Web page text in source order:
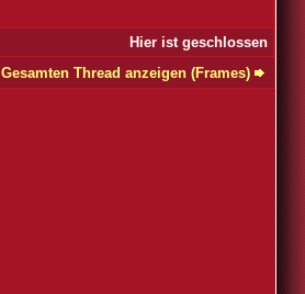
Hier ist geschlossen
Gesamten Thread anzeigen (Frames)